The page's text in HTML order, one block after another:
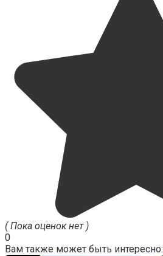
( Пока оценок нет )
0
Вам также может быть интересно: